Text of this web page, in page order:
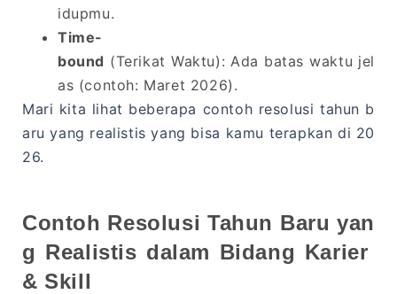
idupmu.
Time-
bound (Terikat Waktu): Ada batas waktu jel
as (contoh: Maret 2026).
Mari kita lihat beberapa contoh resolusi tahun b
aru yang realistis yang bisa kamu terapkan di 20
26.
Contoh Resolusi Tahun Baru yan
g Realistis dalam Bidang Karier
& Skill